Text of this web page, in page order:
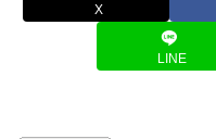
X
LINE